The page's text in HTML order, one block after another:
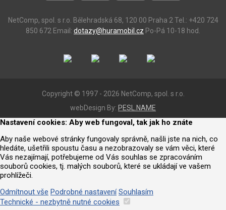
NetComp, spol. s r.o. Bělehradská 68, 120 00 Praha 2 Tel.: +420 724
850 672 Email: dotazy@huramobil.cz Po-Pá 10-18 hod.
Copyright © 1997 - 2026 NetComp, spol. s r.o.
webDesign By: PESL.NAME
Nastavení cookies: Aby web fungoval, tak jak ho znáte
Aby naše webové stránky fungovaly správně, našli jste na nich, co
hledáte, ušetřili spoustu času a nezobrazovaly se vám věci, které
Vás nezajímají, potřebujeme od Vás souhlas se zpracováním
souborů cookies, tj. malých souborů, které se ukládají ve vašem
prohlížeči.
Odmítnout vše Podrobné nastavení Souhlasím
Technické - nezbytně nutné cookies